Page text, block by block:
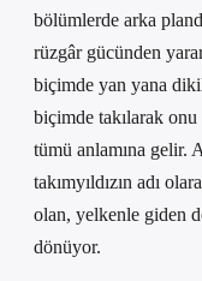
bölümlerde arka
rüzgâr gücünden
biçimde yan yana
biçimde takılarak
tümü anlamına gelir.
takımyıldızın adı
olan, yelkenle giden
dönüyor.